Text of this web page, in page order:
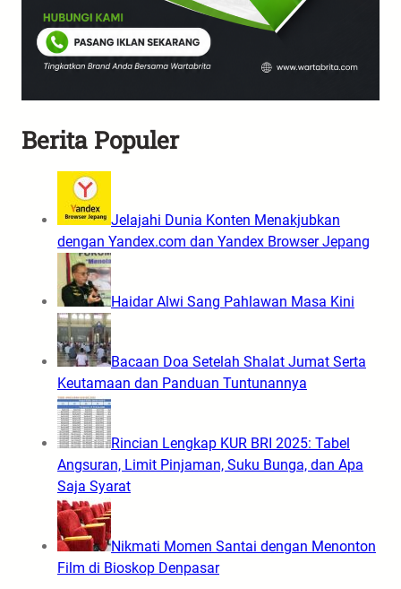
Berita Populer
Jelajahi Dunia Konten Menakjubkan
dengan Yandex.com dan Yandex Browser Jepang
Haidar Alwi Sang Pahlawan Masa Kini
Bacaan Doa Setelah Shalat Jumat Serta
Keutamaan dan Panduan Tuntunannya
Rincian Lengkap KUR BRI 2025: Tabel
Angsuran, Limit Pinjaman, Suku Bunga, dan Apa
Saja Syarat
Nikmati Momen Santai dengan Menonton
Film di Bioskop Denpasar